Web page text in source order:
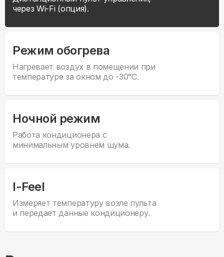
через Wi-Fi (опция).
Режим обогрева
Нагревает воздух в помещении при
температуре за окном до -30°С.
Ночной режим
Работа кондиционера с
минимальным уровнем шума.
I-Feel
Измеряет температуру возле пульта
и передает данные кондиционеру.